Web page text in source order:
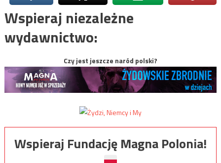
Wspieraj niezależne
wydawnictwo:
Czy jest jeszcze naród polski?
Wspieraj Fundację Magna Polonia!